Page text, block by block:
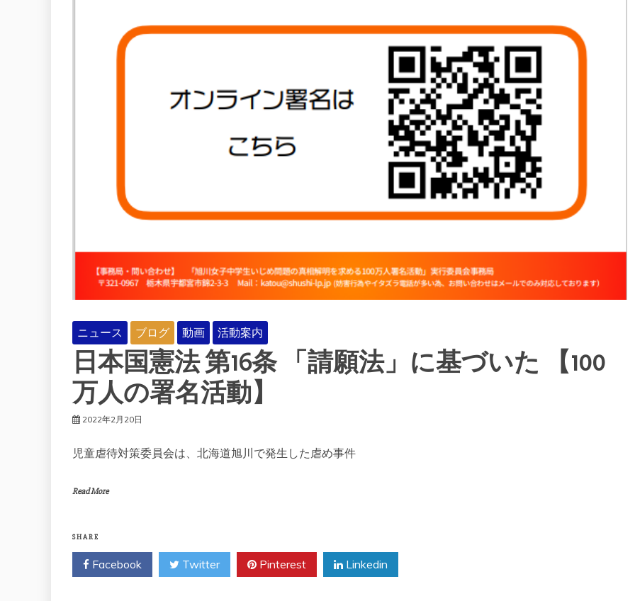
ニュース ブログ 動画 活動案内
日本国憲法 第16条 「請願法」に基づいた 【100
万人の署名活動】
2022年2月20日
児童虐待対策委員会は、北海道旭川で発生した虐め事件
Read More
SHARE
Facebook Twitter Pinterest Linkedin